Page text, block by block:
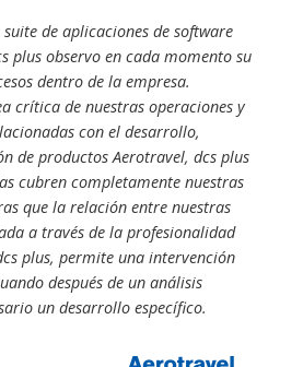
de aplicaciones de software
plus observo en cada momento su
dentro de la empresa.
crítica de nuestras operaciones y
con el desarrollo,
de productos Aerotravel, dcs plus
cubren completamente nuestras
que la relación entre nuestras
a través de la profesionalidad
plus, permite una intervención
después de un análisis
un desarrollo específico.